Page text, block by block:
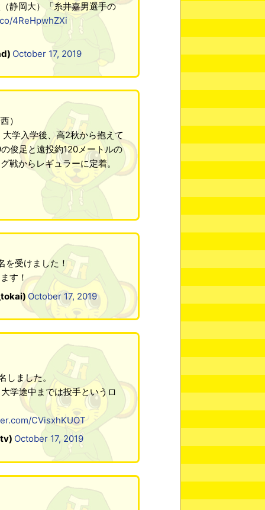
静岡大）「糸井嘉男選手の
4ReHpwhZXi
October 17, 2019
）
学入学後、高2秋から抱えて
俊足と遠投約120メートルの
戦からレギュラーに定着。
受けました！
す！
October 17, 2019
ました。
学途中までは投手というロ
CVisxhKUOT
October 17, 2019